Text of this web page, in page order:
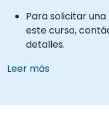
Para solicitar
este curso,
detalles.
Leer más